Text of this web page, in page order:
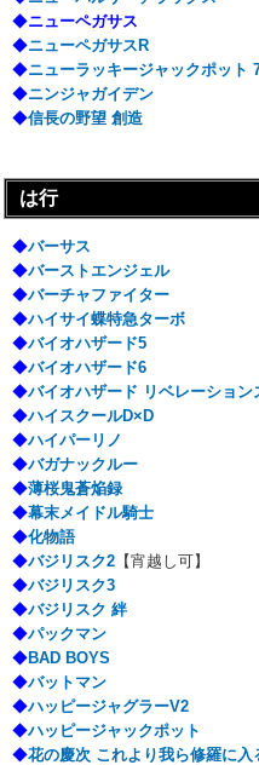
◆ニューペガサス
◆ニューペガサスR
◆ニューラッキージャックポット
◆ニンジャガイデン
◆信長の野望 創造
は行
◆バーサス
◆バーストエンジェル
◆バーチャファイター
◆ハイサイ蝶特急ターボ
◆バイオハザード5
◆バイオハザード6
◆バイオハザード リベレーション
◆ハイスクールD×D
◆ハイパーリノ
◆バガナックルー
◆薄桜鬼蒼焔録
◆幕末メイドル騎士
◆化物語
◆バジリスク2 【宵越し可】
◆バジリスク3
◆バジリスク 絆
◆パックマン
◆BAD BOYS
◆バットマン
◆ハッピージャグラーV2
◆ハッピージャックポット
◆花の慶次 これより我ら修羅に入